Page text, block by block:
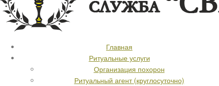
Главная
Ритуальные услуги
Организация похорон
Ритуальный агент (круглосуточно)